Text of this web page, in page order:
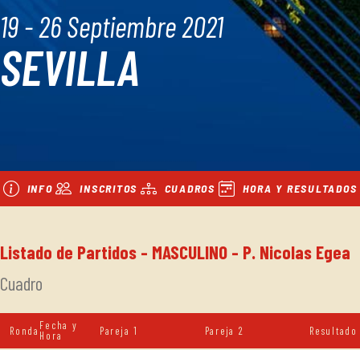
19 - 26 Septiembre 2021
SEVILLA
INFO INSCRITOS CUADROS HORA Y RESULTADOS
Listado de Partidos - MASCULINO - P. Nicolas Egea
Cuadro
Ronda Fecha y
Hora
Pareja 1 Pareja 2 Resultado